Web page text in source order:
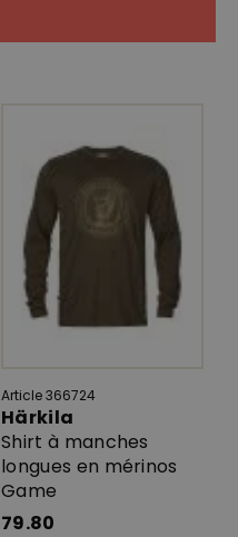
Article 366724
Härkila
Shirt à manches
longues en mérinos
Game
79.80